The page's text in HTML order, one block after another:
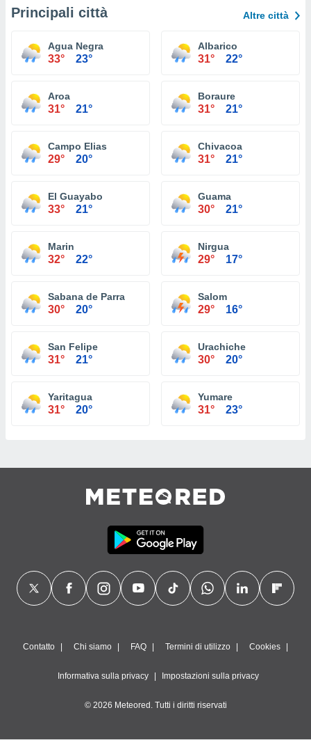
Principali città Altre città
Agua Negra
33° 23°
Albarico
31° 22°
Aroa
31° 21°
Boraure
31° 21°
Campo Elias
29° 20°
Chivacoa
31° 21°
El Guayabo
33° 21°
Guama
30° 21°
Marin
32° 22°
Nirgua
29° 17°
Sabana de Parra
30° 20°
Salom
29° 16°
San Felipe
31° 21°
Urachiche
30° 20°
Yaritagua
31° 20°
Yumare
31° 23°
Contatto Chi siamo FAQ Termini di utilizzo Cookies
Informativa sulla privacy Impostazioni sulla privacy
© 2026 Meteored. Tutti i diritti riservati